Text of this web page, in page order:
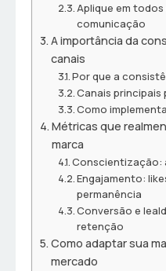
Aplique em
comunicação
A importância da
canais
Por que a
Canais principais
Como
Métricas que
marca
Conscientização:
Engajamento:
permanência
Conversão e
retenção
Como adaptar sua
mercado